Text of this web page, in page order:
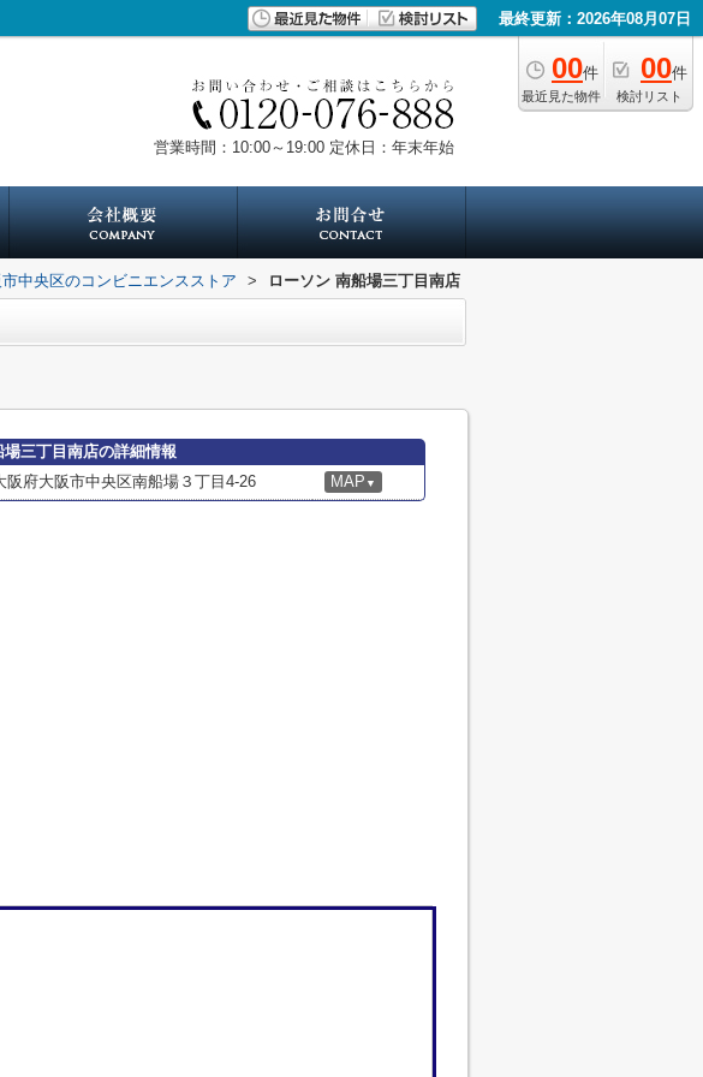
最終更新：2026年08月07日
00件
最近見た物件
00件
検討リスト
営業時間：10:00～19:00 定休日：年末年始
市中央区のコンビニエンスストア > ローソン 南船場三丁目南店
場三丁目南店の詳細情報
阪府大阪市中央区南船場３丁目4-26 MAP ▼